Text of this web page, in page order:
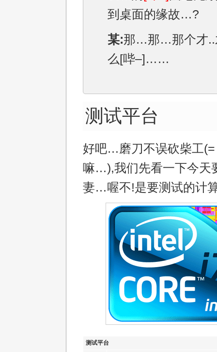
到桌面的缘故…?
某:那…那…那个才..
么[哔–]……
测试平台
好吧…磨刀不误砍柴工
嘛…),我们先看一下今天
妻…喔不!是要测试的计
测试平台